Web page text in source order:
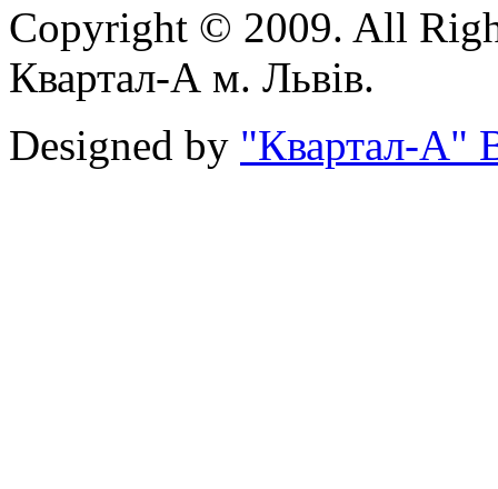
Copyright © 2009. All
Квартал-А м. Львів.
Designed by "Квартал-А"